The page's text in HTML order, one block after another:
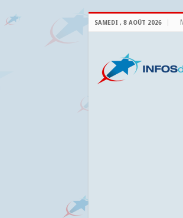
SAMEDI , 8 AOÛT 2026